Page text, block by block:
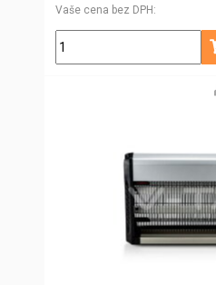
Vaše cena bez DPH